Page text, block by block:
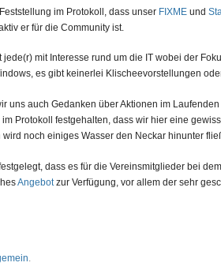
im Protokoll, dass unser FIXME und
er für die Community ist.
jede(r) mit Interesse rund um die IT wobei der
es gibt keinerlei Klischeevorstellungen
uns auch Gedanken über Aktionen im
im Protokoll festgehalten, dass wir hier eine
wird noch einiges Wasser den Neckar hinunter
dass es für die Vereinsmitglieder bei
Angebotzur Verfügung, vor allem der sehr
.